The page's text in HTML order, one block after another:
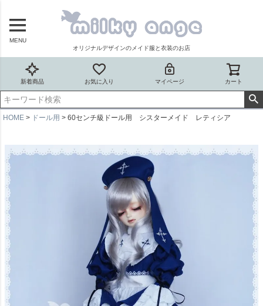
MENU
オリジナルデザインのメイド服と衣装のお店
新着商品 お気に入り マイページ カート
HOME ドール用 60センチ級ドール用 シスターメイド レティシア